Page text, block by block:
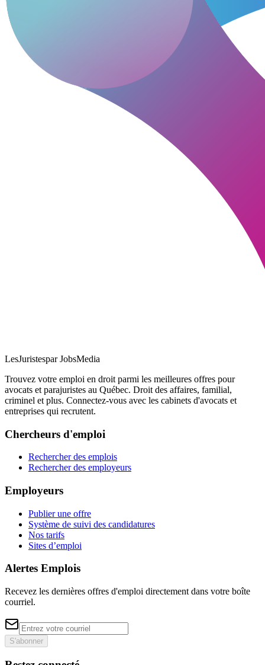
LesJuristespar JobsMedia
Trouvez votre emploi en droit parmi les meilleures offres pour
avocats et parajuristes au Québec. Droit des affaires, familial,
criminel et plus. Connectez-vous avec les cabinets d'avocats et
entreprises qui recrutent.
Chercheurs d'emploi
Rechercher des emplois
Rechercher des employeurs
Employeurs
Publier une offre
Système de suivi des candidatures
Nos tarifs
Sites d’emploi
Alertes Emplois
Recevez les dernières offres d'emploi directement dans votre boîte
courriel.
S'abonner